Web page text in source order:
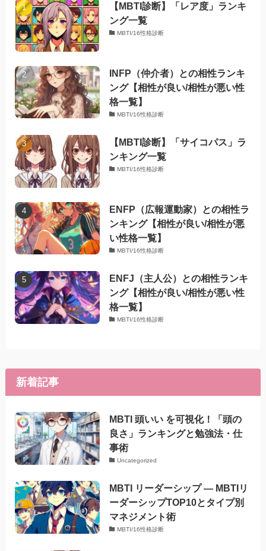
【MBTI診断】「レア度」ランキ
ング一覧
MBTI/16性格診断
INFP（仲介者）との相性ランキ
ング【相性が良い/相性が悪い性
格一覧】
MBTI/16性格診断
【MBTI診断】「サイコパス」ラ
ンキング一覧
MBTI/16性格診断
ENFP（広報運動家）との相性ラ
ンキング【相性が良い/相性が悪
い性格一覧】
MBTI/16性格診断
ENFJ（主人公）との相性ランキ
ング【相性が良い/相性が悪い性
格一覧】
MBTI/16性格診断
新着記事
MBTI 頭いい を可視化！「頭の
良さ」ランキングと勉強法・仕
事術
Uncategorized
MBTI リーダーシップ — MBTIリ
ーダーシップTOP10とタイプ別
マネジメント術
MBTI/16性格診断